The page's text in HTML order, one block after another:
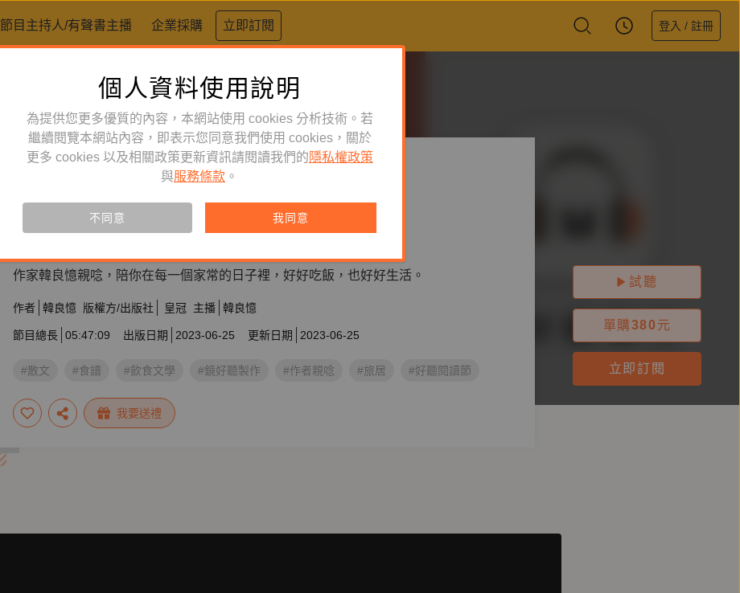
節目主持人/有聲書主播 企業採購 立即訂閱 登入 / 註冊
文學小說
家常好日子
作家韓良憶親唸，陪你在每一個家常的日子裡，好好吃飯，也好好生活。
作者 韓良憶 版權方/出版社 皇冠 主播 韓良憶
節目總長 05:47:09 出版日期 2023-06-25 更新日期 2023-06-25
#散文 #食譜 #飲食文學 #鏡好聽製作 #作者親唸 #旅居 #好聽閱讀節
我要送禮
試聽
單購380 元
立即訂閱
個人資料使用說明
為提供您更多優質的內容，本網站使用 cookies 分析技術。若
繼續閱覽本網站內容，即表示您同意我們使用 cookies，關於
更多 cookies 以及相關政策更新資訊請閱讀我們的 隱私權政策
與服務條款 。
不同意 我同意